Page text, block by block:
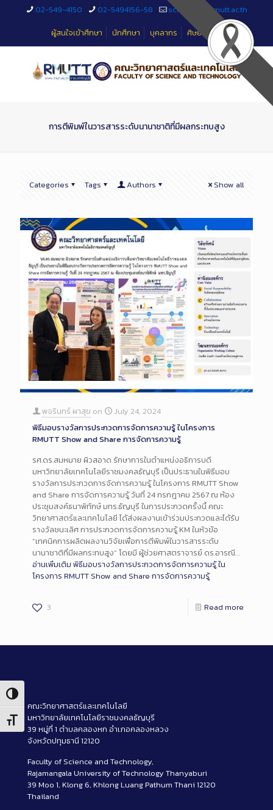
Toggle High Contrast
Toggle Font size
02-549-4150 02-5494156-58
sciteched@rmutt.ac.th
ผู้สนใจเข้าศึกษา
นักศึกษา บุคลากร ศิษย์เก่า
การตีพิมพ์ในวารสารระดับนานาชาติที่มีผลกระทบสูง
Categories Tags Authors Show all
พจรินทร์ ผาสุข on
July 24, 2024
พิธีมอบรางวัลการประกวดการจัดการความรู้ ในโครงการ
RMUTT Show and Share การจัดการความรู้
รศ.ดร.สมหมาย ผิวสอาด รักษาการในตำแหน่งอธิการบดี
มหาวิทยาลัยเทคโนโลยีราชมงคลธัญบุรี เป็นประธานในพิธีมอบ
รางวัลการประกวดการจัดการความรู้ ในโครงการ RMUTT Show
and Share การจัดการความรู้ วันที่ 24 กรกฎาคม 2567 ณ ห้อง
ประชุมสงค์ธนาพิทักษ์ มทร.ธัญบุรี ในการประกวดครั้งนี้ คณะ
วิทยาศาสตร์และเทคโนโลยี ได้ส่งผลงานเข้าร่วมประกวดและได้รับ
รางวัลชนะเลิศ การประกวดการจัดการความรู้ KM ในหัวข้อ
“เทคนิคการผลิตผลงานวิจัยเพื่อการตีพิมพ์ในวารสารระดับ
นานาชาติที่มีผลกระทบสูง” โดยมี ผู้ช่วยศาสตราจารย์ ดร.อารณี…
อ่านเพิ่มเติม พิธีมอบรางวัลการประกวดการจัดการความรู้ ใน
โครงการ RMUTT Show and Share การจัดการความรู้
3 Read more
คณะวิทยาศาสตร์และเทคโนโลยี
มหาวิทยาลัยเทคโนโลยีราชมงคลธัญบุรี
39 หมู่ที่ 1 ตำบลคลองหก อำเภอคลองหลวง
จังหวัดปทุมธานี 12120
Faculty of Science and Technology,
Rajamangala University of Technology Thanyaburi
39 Moo 1, Klong 6, Khlong Luang Pathum Thani 12120
Thailand